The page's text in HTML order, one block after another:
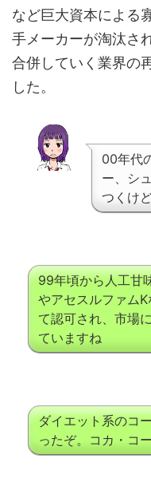
など巨大資本による
手メーカーが淘汰さ
合併していく業界の
した。
00年代
ー、シ
つくけ
99年頃から人工甘
やアセスルファム
て認可され、市場
ていますね
ダイエット系のコ
ったぞ。コカ・コ